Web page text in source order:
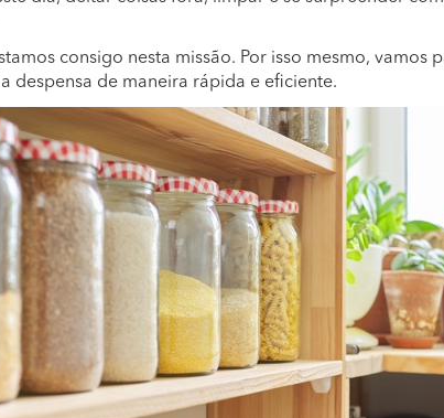
consigo nesta missão. Por isso mesmo, vamos
despensa de maneira rápida e eficiente.